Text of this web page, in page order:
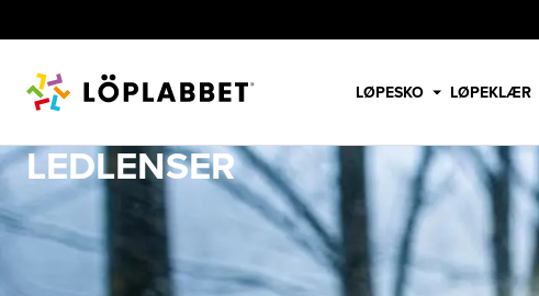
LØPESKO LØPEKLÆR
LEDLENSER